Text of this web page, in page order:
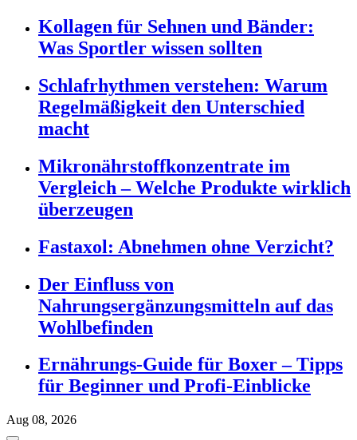
Kollagen für Sehnen und Bänder:
Was Sportler wissen sollten
Schlafrhythmen verstehen: Warum
Regelmäßigkeit den Unterschied
macht
Mikronährstoffkonzentrate im
Vergleich – Welche Produkte wirklich
überzeugen
Fastaxol: Abnehmen ohne Verzicht?
Der Einfluss von
Nahrungsergänzungsmitteln auf das
Wohlbefinden
Ernährungs-Guide für Boxer – Tipps
für Beginner und Profi-Einblicke
Aug 08, 2026